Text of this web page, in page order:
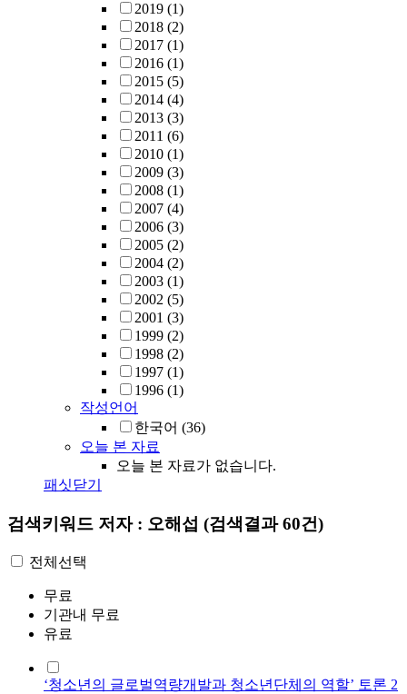
2019 (1)
2018 (2)
2017 (1)
2016 (1)
2015 (5)
2014 (4)
2013 (3)
2011 (6)
2010 (1)
2009 (3)
2008 (1)
2007 (4)
2006 (3)
2005 (2)
2004 (2)
2003 (1)
2002 (5)
2001 (3)
1999 (2)
1998 (2)
1997 (1)
1996 (1)
작성언어
한국어 (36)
오늘 본 자료
오늘 본 자료가 없습니다.
패싯닫기
검색키워드 저자 : 오해섭 (검색결과 60건)
전체선택
무료
기관내 무료
유료
‘청소년의 글로벌역량개발과 청소년단체의 역할’ 토론 2